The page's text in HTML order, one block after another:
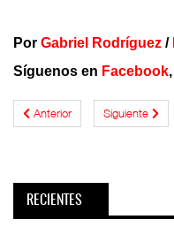
Por Gabriel Rodríguez /
Síguenos en Facebook,
Anterior Siguiente
RECIENTES